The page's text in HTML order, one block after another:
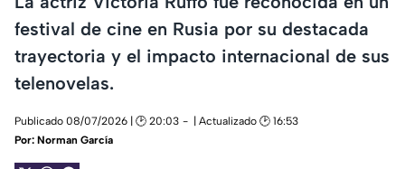
festival de cine en Rusia por su destacada
trayectoria y el impacto internacional de sus
telenovelas.
Publicado 08/07/2026 | 🕑 20:03
| Actualizado 🕑 16:53
Por: Norman García